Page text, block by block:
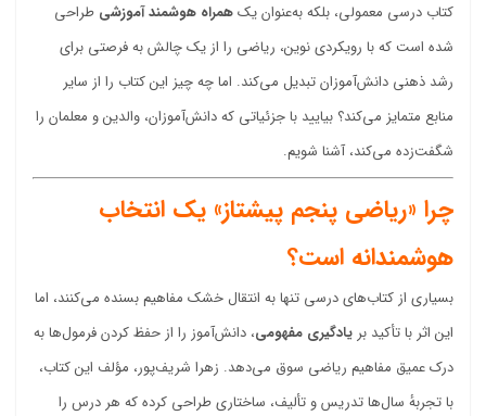
کتاب درسی معمولی، بلکه به‌عنوان یکهمراه هوشمند آموزشی طراحی
شده است که با رویکردی نوین، ریاضی را از یک چالش به فرصتی برای
رشد ذهنی دانش‌آموزان تبدیل می‌کند. اما چه چیز این کتاب را از سایر
منابع متمایز می‌کند؟ بیایید با جزئیاتی که دانش‌آموزان، والدین و معلمان را
شگفت‌زده می‌کند، آشنا شویم.
چرا «ریاضی پنجم پیشتاز» یک انتخاب
هوشمندانه است؟
بسیاری از کتاب‌های درسی تنها به انتقال خشک مفاهیم بسنده می‌کنند، اما
این اثر با تأکید بر یادگیری مفهومی، دانش‌آموز را از حفظ کردن فرمول‌ها به
درک عمیق مفاهیم ریاضی سوق می‌دهد. زهرا شریف‌پور، مؤلف این کتاب،
با تجربهٔ سال‌ها تدریس و تألیف، ساختاری طراحی کرده که هر درس را